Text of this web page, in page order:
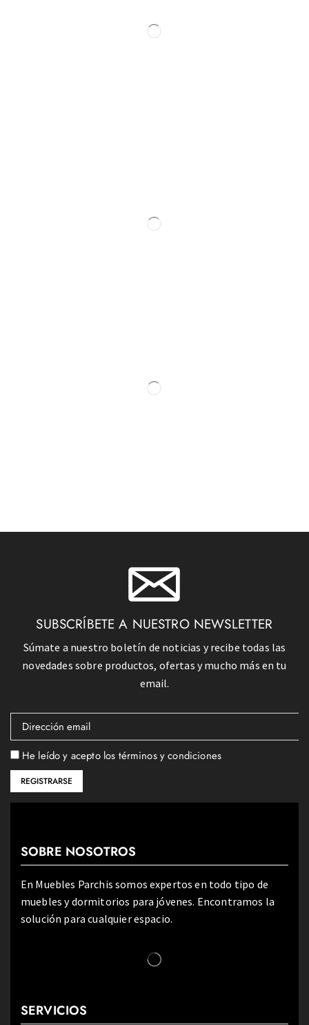
SUBSCRÍBETE A NUESTRO NEWSLETTER
Súmate a nuestro boletín de noticias y recibe todas las
novedades sobre productos, ofertas y mucho más en tu
email.
He leído y acepto los términos y condiciones
SOBRE NOSOTROS
En Muebles Parchis somos expertos en todo tipo de
muebles y dormitorios para jóvenes. Encontramos la
solución para cualquier espacio.
SERVICIOS